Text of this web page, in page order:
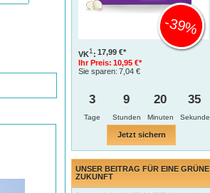
VK1 : 17,99 €*
Ihr Preis: 10,95 €*
Sie sparen: 7,04 €
-39%
3
Tage
9 20 34
Jetzt sichern
UNSER BEITRAG FÜR EINE GRÜNE
ZUKUNFT